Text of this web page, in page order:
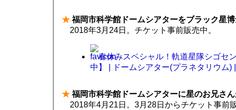
★福岡市科学館ドームシアターをブラック星
2018年3月24日。チケット事前販売中。
春休みスペシャル！軌道星隊シゴセ
中】 | ドームシアター(プラネタリウム)
★福岡市科学館ドームシアターに星のお兄さ
2018年4月21日。3月28日からチケット事前販